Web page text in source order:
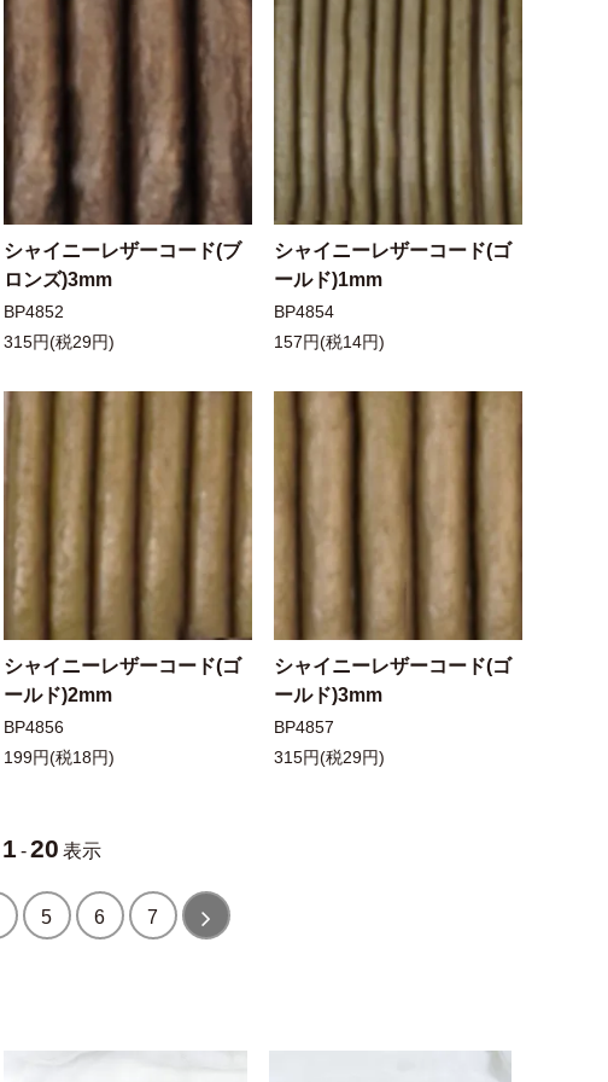
シャイニーレザーコード(ブ
ロンズ)3mm
BP4852
315円(税29円)
シャイニーレザーコード(ゴ
ールド)1mm
BP4854
157円(税14円)
シャイニーレザーコード(ゴ
ールド)2mm
BP4856
199円(税18円)
シャイニーレザーコード(ゴ
ールド)3mm
BP4857
315円(税29円)
1 -20 表示
5 6 7